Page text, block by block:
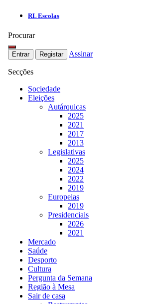
RL Escolas
Procurar
Entrar Registar Assinar
Secções
Sociedade
Eleições
Autárquicas
2025
2021
2017
2013
Legislativas
2025
2024
2022
2019
Europeias
2019
Presidenciais
2026
2021
Mercado
Saúde
Desporto
Cultura
Pergunta da Semana
Região à Mesa
Sair de casa